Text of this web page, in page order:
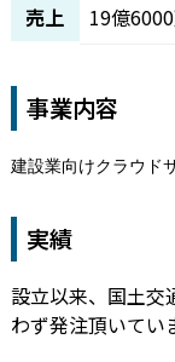
売上 19億
事業内容
建設業向けクラウド
実績
設立以来、国土交
わず発注頂いてい